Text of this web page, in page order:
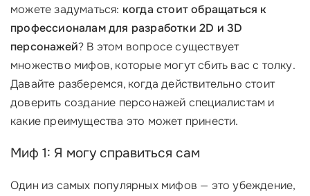
можете задуматься: когда стоит обращаться к
профессионалам для разработки 2D и 3D
персонажей? В этом вопросе существует
множество мифов, которые могут сбить вас с толку.
Давайте разберемся, когда действительно стоит
доверить создание персонажей специалистам и
какие преимущества это может принести.
Миф 1: Я могу справиться сам
Один из самых популярных мифов — это убеждение,